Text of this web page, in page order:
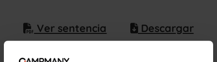
Ver sentencia Descargar